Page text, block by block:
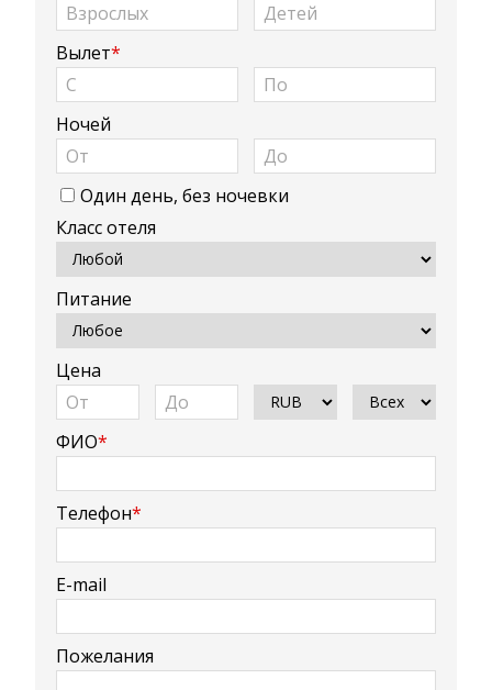
Вылет*
Ночей
Один день, без ночевки
Класс отеля
Питание
Цена
ФИО*
Телефон*
E-mail
Пожелания